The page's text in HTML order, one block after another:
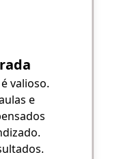
valioso.
e